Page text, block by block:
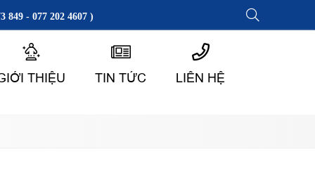
- 077 202 4607 )
THIỆU TIN TỨC LIÊN HỆ